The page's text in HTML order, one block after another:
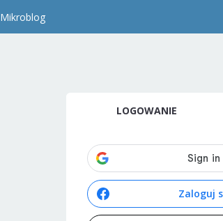
Mikroblog
LOGOWANIE
Zaloguj